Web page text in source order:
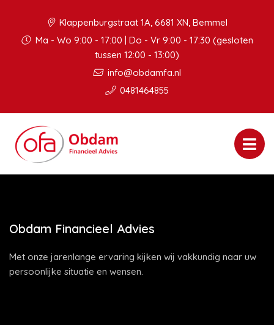
Klappenburgstraat 1A, 6681 XN, Bemmel
Ma - Wo 9:00 - 17:00 | Do - Vr 9:00 - 17:30 (gesloten
tussen 12:00 - 13:00)
info@obdamfa.nl
0481464855
Obdam Financieel Advies
Met onze jarenlange ervaring kijken wij vakkundig naar uw
persoonlijke situatie en wensen.